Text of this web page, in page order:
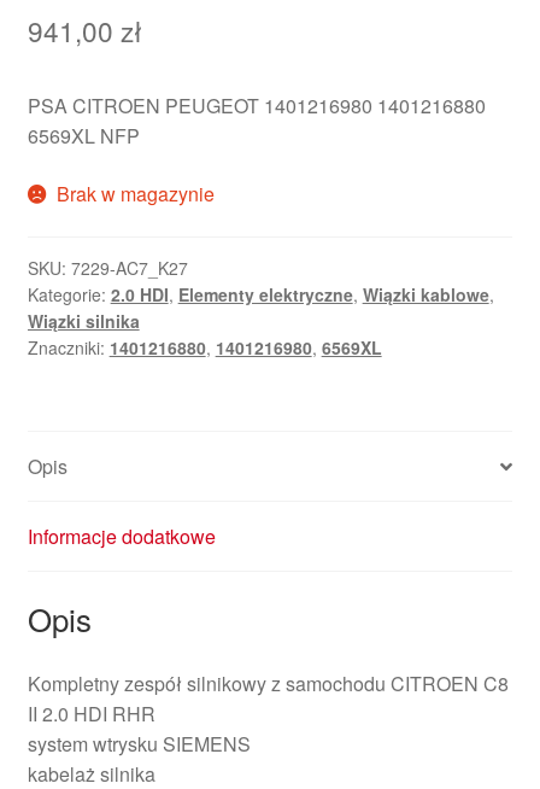
941,00 zł
PSA CITROEN PEUGEOT 1401216980 1401216880
6569XL NFP
Brak w magazynie
SKU: 7229-AC7_K27
Kategorie: 2.0 HDI, Elementy elektryczne, Wiązki kablowe,
Wiązki silnika
Znaczniki: 1401216880, 1401216980, 6569XL
Opis
Informacje dodatkowe
Opis
Kompletny zespół silnikowy z samochodu CITROEN C8
II 2.0 HDI RHR
system wtrysku SIEMENS
kabelaż silnika